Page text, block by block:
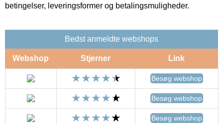
betingelser, leveringsformer og betalingsmuligheder.
Bedst anmeldte webshops
Webshop Stjerner Link
Besøg webshop
Besøg webshop
Besøg webshop